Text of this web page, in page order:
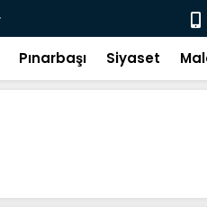
Pınarbaşı Siyaset